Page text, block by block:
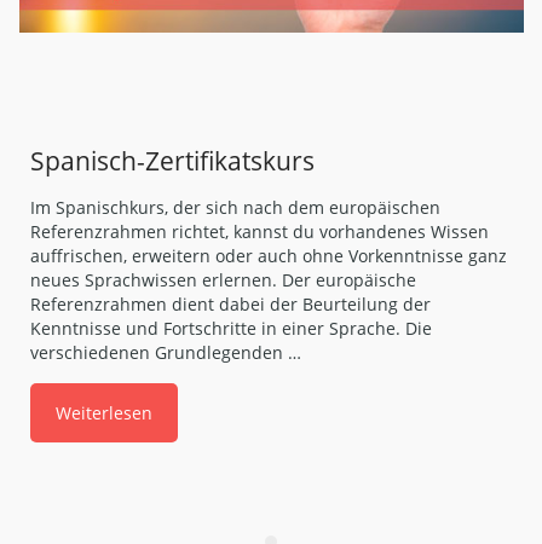
Spanisch-Zertifikatskurs
Im Spanischkurs, der sich nach dem europäischen
Referenzrahmen richtet, kannst du vorhandenes Wissen
auffrischen, erweitern oder auch ohne Vorkenntnisse ganz
neues Sprachwissen erlernen. Der europäische
Referenzrahmen dient dabei der Beurteilung der
Kenntnisse und Fortschritte in einer Sprache. Die
verschiedenen Grundlegenden …
Weiterlesen